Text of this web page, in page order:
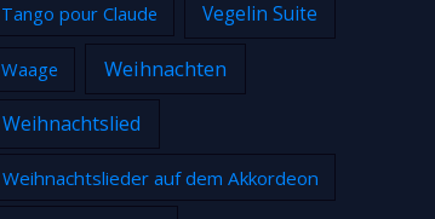
Tango pour Claude Vegelin Suite
Waage Weihnachten
Weihnachtslied
Weihnachtslieder auf dem Akkordeon